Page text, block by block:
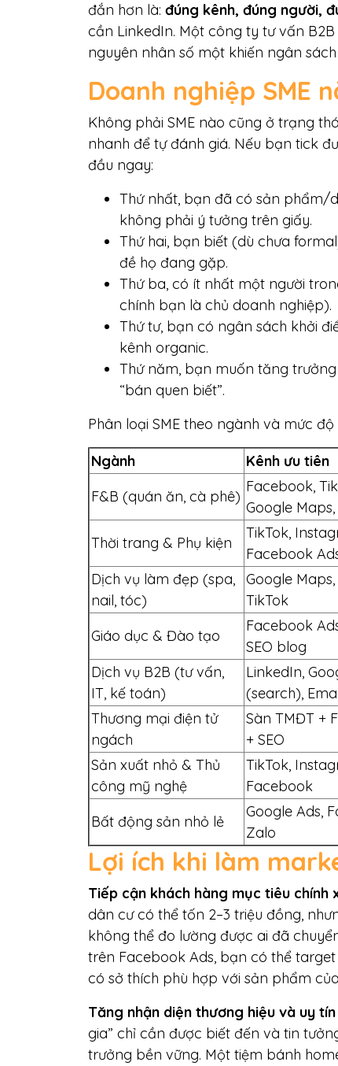
đắn hơn là: đúng kênh, đúng người,
cần LinkedIn. Một công ty tư vấn
nguyên nhân số một khiến ngân
Doanh nghiệp SME
Không phải SME nào cũng ở trạng
nhanh để tự đánh giá. Nếu bạn tick
đầu ngay:
Thứ nhất, bạn đã có sản phẩm/
không phải ý tưởng trên giấy.
Thứ hai, bạn biết (dù chưa
đề họ đang gặp.
Thứ ba, có ít nhất một người
chính bạn là chủ doanh nghiệp).
Thứ tư, bạn có ngân sách khởi
kênh organic.
Thứ năm, bạn muốn tăng
“bán quen biết”.
Phân loại SME theo ngành và mức
Ngành Kênh ưu tiên
F&B (quán ăn, cà phê)
Facebook,
Google
Thời trang & Phụ kiện
TikTok,
Facebook
Dịch vụ làm đẹp (spa,
nail, tóc)
Google
TikTok
Giáo dục & Đào tạo
Facebook
SEO blog
Dịch vụ B2B (tư vấn,
IT, kế toán)
LinkedIn,
(search),
Thương mại điện tử
ngách
Sàn TMĐT +
+ SEO
Sản xuất nhỏ & Thủ
công mỹ nghệ
TikTok,
Facebook
Bất động sản nhỏ lẻ
Google Ads,
Zalo
Lợi ích khi làm
Tiếp cận khách hàng mục tiêu chính
dân cư có thể tốn 2–3 triệu đồng,
không thể đo lường được ai đã
trên Facebook Ads, bạn có thể
có sở thích phù hợp với sản phẩm
Tăng nhận diện thương hiệu và uy
gia” chỉ cần được biết đến và tin
trưởng bền vững. Một tiệm bánh